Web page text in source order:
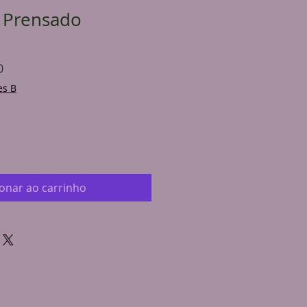
Preço
promocional
B
ao carrinho